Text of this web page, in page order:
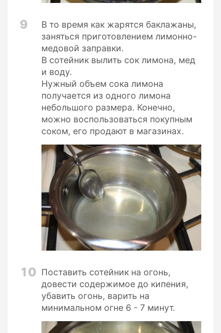
9
В то время как жарятся баклажаны,
заняться приготовлением лимонно-
медовой заправки.
В сотейник вылить сок лимона, мед
и воду.
Нужный объем сока лимона
получается из одного лимона
небольшого размера. Конечно,
можно воспользоваться покупным
соком, его продают в магазинах.
10 Поставить сотейник на огонь,
довести содержимое до кипения,
убавить огонь, варить на
минимальном огне 6 - 7 минут.